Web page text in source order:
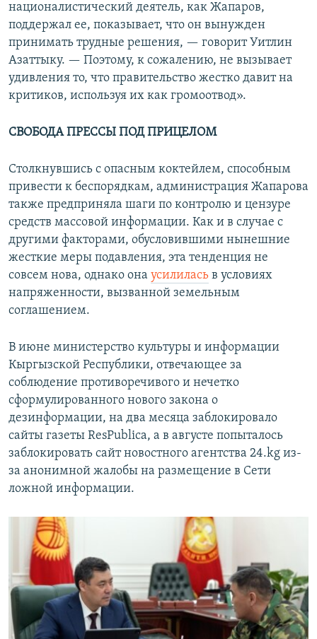
националистический деятель, как Жапаров,
поддержал ее, показывает, что он вынужден
принимать трудные решения, — говорит Уитлин
Азаттыку. — Поэтому, к сожалению, не вызывает
удивления то, что правительство жестко давит на
критиков, используя их как громоотвод».
СВОБОДА ПРЕССЫ ПОД ПРИЦЕЛОМ
Столкнувшись с опасным коктейлем, способным
привести к беспорядкам, администрация Жапарова
также предприняла шаги по контролю и цензуре
средств массовой информации. Как и в случае с
другими факторами, обусловившими нынешние
жесткие меры подавления, эта тенденция не
совсем нова, однако она усилилась в условиях
напряженности, вызванной земельным
соглашением.
В июне министерство культуры и информации
Кыргызской Республики, отвечающее за
соблюдение противоречивого и нечетко
сформулированного нового закона о
дезинформации, на два месяца заблокировало
сайты газеты ResPublica, а в августе попыталось
заблокировать сайт новостного агентства 24.kg из-
за анонимной жалобы на размещение в Сети
ложной информации.